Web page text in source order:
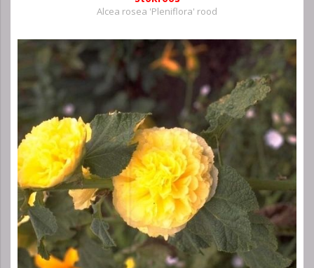
Alcea rosea 'Pleniflora' rood